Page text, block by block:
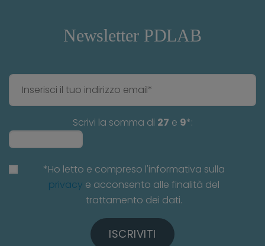
Newsletter PDLAB
Scrivi la somma di 27 e 9*:
*Ho letto e compreso l'informativa sulla
privacy e acconsento alle finalità del
trattamento dei dati.
ISCRIVITI